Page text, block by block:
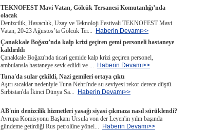
TEKNOFEST Mavi Vatan, Gölcük Tersanesi Komutanlığı’nda
olacak
Denizcilik, Havacılık, Uzay ve Teknoloji Festivali TEKNOFEST Mavi
Vatan, 20-23 Ağustos’ta Gölcük Ter...
Haberin Devamı>>
Çanakkale Boğazı’nda kalp krizi geçiren gemi personeli hastaneye
kaldırıldı
Çanakkale Boğazı'nda ticari gemide kalp krizi geçiren personel,
ambulansla hastaneye sevk edildi ve ...
Haberin Devamı>>
Tuna'da sular çekildi, Nazi gemileri ortaya çıktı
Aşırı sıcaklar nedeniyle Tuna Nehri'nde su seviyesi rekor derece düştü.
Sırbistan'da İkinci Dünya Sa...
Haberin Devamı>>
AB'nin denizcilik hizmetleri yasağı siyasi çıkmaza nasıl sürüklendi?
Avrupa Komisyonu Başkanı Ursula von der Leyen'in yılın başında
gündeme getirdiği Rus petrolüne yönel...
Haberin Devamı>>